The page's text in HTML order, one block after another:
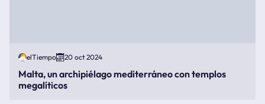
elTiempo 20 oct 2024
Malta, un archipiélago mediterráneo con templos
megalíticos